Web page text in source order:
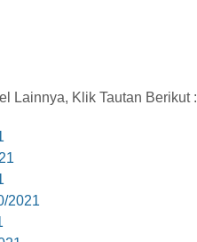
Lainnya, Klik Tautan Berikut :
2021